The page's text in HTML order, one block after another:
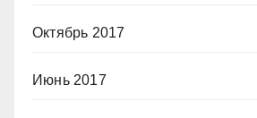
Октябрь 2017
Июнь 2017